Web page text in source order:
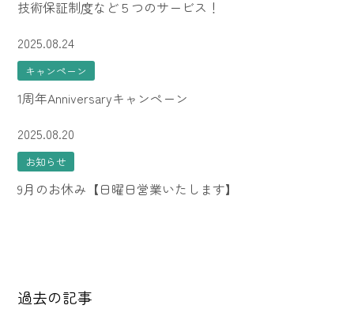
技術保証制度など５つのサービス！
2025.08.24
キャンペーン
1周年Anniversaryキャンペーン
2025.08.20
お知らせ
9月のお休み【日曜日営業いたします】
過去の記事